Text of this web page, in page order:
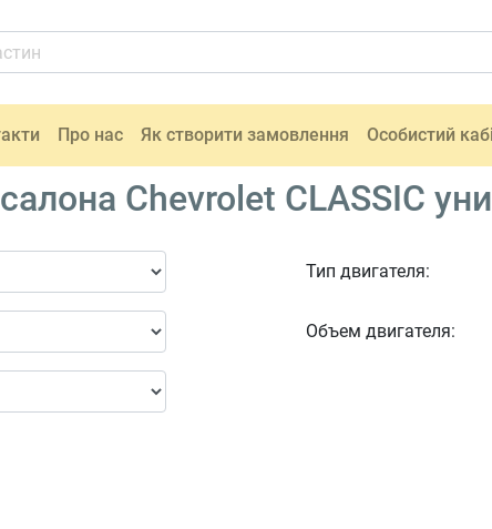
Про нас Як створити замовлення Особистий
Chevrolet CLASSIC
Тип двигателя:
Объем двигателя: